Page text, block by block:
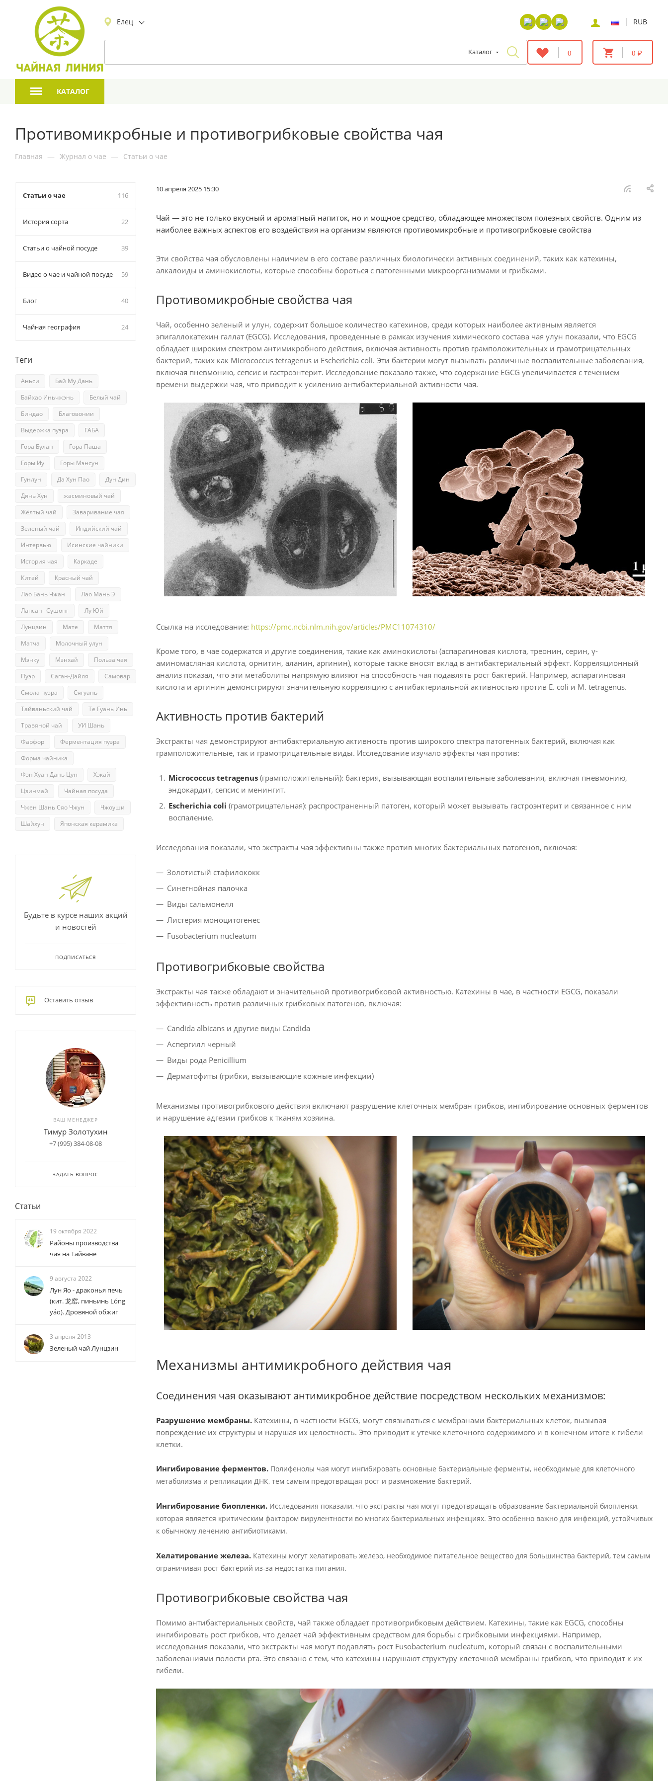
Елец | RUB
Каталог 0 0 ₽
КАТАЛОГ
Противомикробные и противогрибковые свойства чая
Главная — Журнал о чае — Статьи о чае
10 апреля 2025 15:30
Чай — это не только вкусный и ароматный напиток, но и мощное средство, обладающее множеством полезных свойств. Одним из
наиболее важных аспектов его воздействия на организм являются противомикробные и противогрибковые свойства
Эти свойства чая обусловлены наличием в его составе различных биологически активных соединений, таких как катехины,
алкалоиды и аминокислоты, которые способны бороться с патогенными микроорганизмами и грибками.
Противомикробные свойства чая
Чай, особенно зеленый и улун, содержит большое количество катехинов, среди которых наиболее активным является
эпигаллокатехин галлат (EGCG). Исследования, проведенные в рамках изучения химического состава чая улун показали, что EGCG
обладает широким спектром антимикробного действия, включая активность против грамположительных и грамотрицательных
бактерий, таких как Micrococcus tetragenus и Escherichia coli. Эти бактерии могут вызывать различные воспалительные заболевания,
включая пневмонию, сепсис и гастроэнтерит. Исследование показало также, что содержание EGCG увеличивается с течением
времени выдержки чая, что приводит к усилению антибактериальной активности чая.
Ссылка на исследование: https://pmc.ncbi.nlm.nih.gov/articles/PMC11074310/
Кроме того, в чае содержатся и другие соединения, такие как аминокислоты (аспарагиновая кислота, треонин, серин, γ-
аминомасляная кислота, орнитин, аланин, аргинин), которые также вносят вклад в антибактериальный эффект. Корреляционный
анализ показал, что эти метаболиты напрямую влияют на способность чая подавлять рост бактерий. Например, аспарагиновая
кислота и аргинин демонстрируют значительную корреляцию с антибактериальной активностью против E. coli и M. tetragenus.
Активность против бактерий
Экстракты чая демонстрируют антибактериальную активность против широкого спектра патогенных бактерий, включая как
грамположительные, так и грамотрицательные виды. Исследование изучало эффекты чая против:
Micrococcus tetragenus (грамположительный): бактерия, вызывающая воспалительные заболевания, включая пневмонию,
эндокардит, сепсис и менингит.
Escherichia coli (грамотрицательная): распространенный патоген, который может вызывать гастроэнтерит и связанное с ним
воспаление.
Исследования показали, что экстракты чая эффективны также против многих бактериальных патогенов, включая:
Золотистый стафилококк
Синегнойная палочка
Виды сальмонелл
Листерия моноцитогенес
Fusobacterium nucleatum
Противогрибковые свойства
Экстракты чая также обладают и значительной противогрибковой активностью. Катехины в чае, в частности EGCG, показали
эффективность против различных грибковых патогенов, включая:
Candida albicans и другие виды Candida
Аспергилл черный
Виды рода Penicillium
Дерматофиты (грибки, вызывающие кожные инфекции)
Механизмы противогрибкового действия включают разрушение клеточных мембран грибков, ингибирование основных ферментов
и нарушение адгезии грибков к тканям хозяина.
Механизмы антимикробного действия чая
Соединения чая оказывают антимикробное действие посредством нескольких механизмов:
Разрушение мембраны. Катехины, в частности EGCG, могут связываться с мембранами бактериальных клеток, вызывая
повреждение их структуры и нарушая их целостность. Это приводит к утечке клеточного содержимого и в конечном итоге к гибели
клетки.
Ингибирование ферментов. Полифенолы чая могут ингибировать основные бактериальные ферменты, необходимые для клеточного
метаболизма и репликации ДНК, тем самым предотвращая рост и размножение бактерий.
Ингибирование биопленки. Исследования показали, что экстракты чая могут предотвращать образование бактериальной биопленки,
которая является критическим фактором вирулентности во многих бактериальных инфекциях. Это особенно важно для инфекций, устойчивых
к обычному лечению антибиотиками.
Хелатирование железа. Катехины могут хелатировать железо, необходимое питательное вещество для большинства бактерий, тем самым
ограничивая рост бактерий из-за недостатка питания.
Противогрибковые свойства чая
Помимо антибактериальных свойств, чай также обладает противогрибковым действием. Катехины, такие как EGCG, способны
ингибировать рост грибков, что делает чай эффективным средством для борьбы с грибковыми инфекциями. Например,
исследования показали, что экстракты чая могут подавлять рост Fusobacterium nucleatum, который связан с воспалительными
заболеваниями полости рта. Это связано с тем, что катехины нарушают структуру клеточной мембраны грибков, что приводит к их
гибели.
Статьи о чае 116
История сорта 22
Статьи о чайной посуде 39
Видео о чае и чайной посуде 59
Блог 40
Чайная география 24
Теги
Аньси
Бай Му Дань
Байхао Иньчжэнь
Белый чай
Биндао
Благовонии
Выдержка пуэра
ГАБА
Гора Булан
Гора Паша
Горы Иу
Горы Мэнсун
Гунлун
Да Хун Пао
Дун Дин
Дянь Хун
жасминовый чай
Жёлтый чай
Заваривание чая
Зеленый чай
Индийский чай
Интервью
Исинские чайники
История чая
Каркаде
Китай
Красный чай
Лао Бань Чжан
Лао Мань Э
Лапсанг Сушонг
Лу Юй
Лунцзин
Мате
Маття
Матча
Молочный улун
Мэнку
Мэнхай
Польза чая
Пуэр
Саган-Дайля
Самовар
Смола пуэра
Сягуань
Тайваньский чай
Те Гуань Инь
Травяной чай
УИ Шань
Фарфор
Ферментация пуэра
Форма чайника
Фэн Хуан Дань Цун
Хэкай
Цзинмай
Чайная посуда
Чжен Шань Сяо Чжун
Чжоуши
Шайхун
Японская керамика
Будьте в курсе наших акций
и новостей
ПОДПИСАТЬСЯ
Оставить отзыв
ВАШ МЕНЕДЖЕР
Тимур Золотухин
+7 (995) 384-08-08
ЗАДАТЬ ВОПРОС
Статьи
19 октября 2022
Районы производства
чая на Тайване
9 августа 2022
Лун Яо - драконья печь
(кит. 龙窑, пиньинь Lóng
yáo). Дровяной обжиг
3 апреля 2013
Зеленый чай Лунцзин